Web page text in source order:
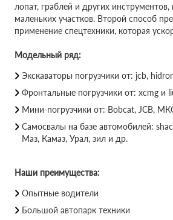
лопат, граблей и других
маленьких участков. Второй способ
применение спецтехники, которая
Модельный ряд:
Экскаваторы погрузчики от: jcb,
Фронтальные погрузчики от: xcmg и
Мини-погрузчики от: Bobcat, JCB,
Самосвалы на базе автомобилей:
Маз, Камаз, Урал, зил и др.
Наши преимущества:
Опытные водители
Большой автопарк техники